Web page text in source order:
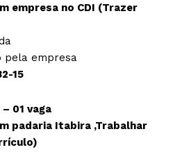
empresa no CDI (Trazer
pela empresa
15
– 01 vaga
padaria Itabira ,Trabalhar